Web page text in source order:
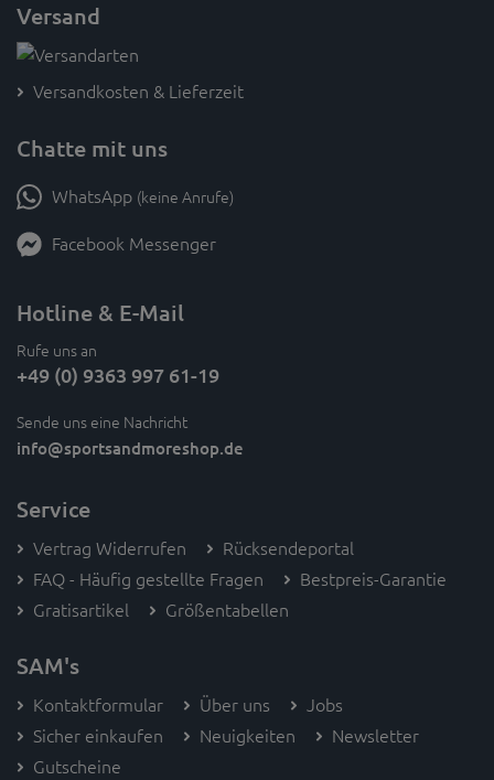
Versand
Versandkosten & Lieferzeit
Chatte mit uns
WhatsApp (keine Anrufe)
Facebook Messenger
Hotline & E-Mail
Rufe uns an
+49 (0) 9363 997 61-19
Sende uns eine Nachricht
info@sportsandmoreshop.de
Service
Vertrag Widerrufen
Rücksendeportal
FAQ - Häufig gestellte Fragen
Bestpreis-Garantie
Gratisartikel
Größentabellen
SAM's
Kontaktformular Über uns
Jobs
Sicher einkaufen
Neuigkeiten
Newsletter
Gutscheine